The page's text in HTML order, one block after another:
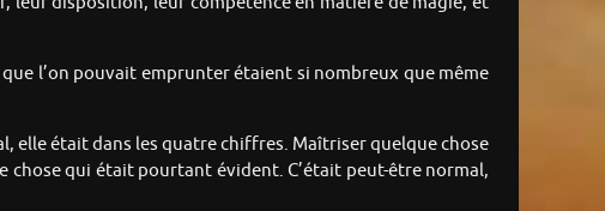
l’on pouvait emprunter étaient si nombreux que même
elle était dans les quatre chiffres. Maîtriser quelque chose
chose qui était pourtant évident. C’était peut-être normal,